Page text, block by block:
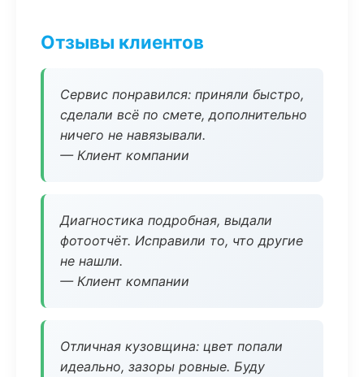
Отзывы клиентов
Сервис понравился: приняли быстро,
сделали всё по смете, дополнительно
ничего не навязывали.
— Клиент компании
Диагностика подробная, выдали
фотоотчёт. Исправили то, что другие
не нашли.
— Клиент компании
Отличная кузовщина: цвет попали
идеально, зазоры ровные. Буду